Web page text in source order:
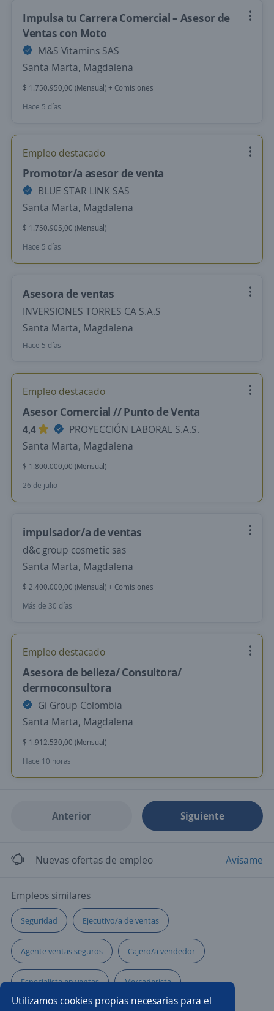
Utilizamos cookies propias necesarias para el
Impulsa tu Carrera Comercial – Asesor de
Ventas con Moto
M&S Vitamins SAS
Santa Marta, Magdalena
$ 1.750.950,00 (Mensual) + Comisiones
Hace 5 días
Empleo destacado
Promotor/a asesor de venta
BLUE STAR LINK SAS
Santa Marta, Magdalena
$ 1.750.905,00 (Mensual)
Hace 5 días
Asesora de ventas
INVERSIONES TORRES CA S.A.S
Santa Marta, Magdalena
Hace 5 días
Empleo destacado
Asesor Comercial // Punto de Venta
4,4
PROYECCIÓN LABORAL S.A.S.
Santa Marta, Magdalena
$ 1.800.000,00 (Mensual)
26 de julio
impulsador/a de ventas
d&c group cosmetic sas
Santa Marta, Magdalena
$ 2.400.000,00 (Mensual) + Comisiones
Más de 30 días
Empleo destacado
Asesora de belleza/ Consultora/
dermoconsultora
Gi Group Colombia
Santa Marta, Magdalena
$ 1.912.530,00 (Mensual)
Hace 10 horas
Anterior Siguiente
Nuevas ofertas de empleo Avísame
Empleos similares
Seguridad Ejecutivo/a de ventas
Agente ventas seguros Cajero/a vendedor
Especialista en ventas Mercaderista